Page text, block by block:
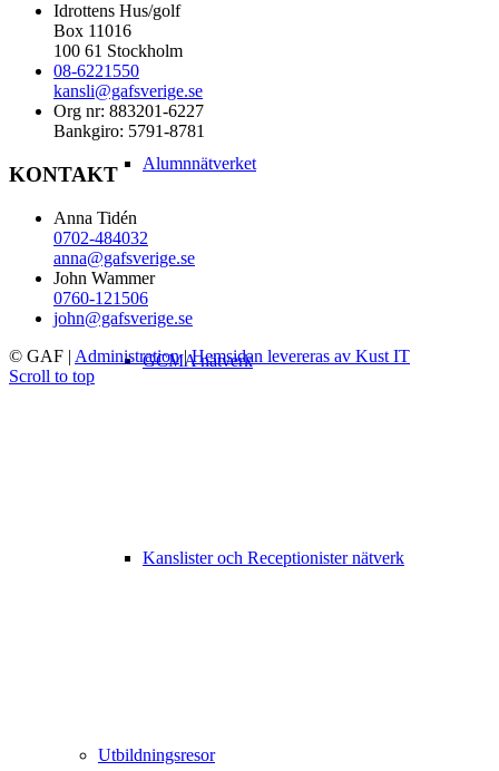
Alumnnätverket
GCMA nätverk
Kanslister och Receptionister nätverk
Utbildningsresor
Idrottens Hus/golf
Box 11016
100 61 Stockholm
08-6221550
kansli@gafsverige.se
Org nr: 883201-6227
Bankgiro: 5791-8781
KONTAKT
Anna Tidén
0702-484032
anna@gafsverige.se
John Wammer
0760-121506
john@gafsverige.se
© GAF | Administration |Hemsidan levereras av Kust IT
Scroll to top